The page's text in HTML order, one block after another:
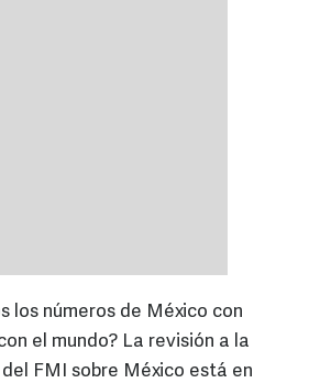
los números de México con
el mundo? La revisión a la
FMI sobre México está en